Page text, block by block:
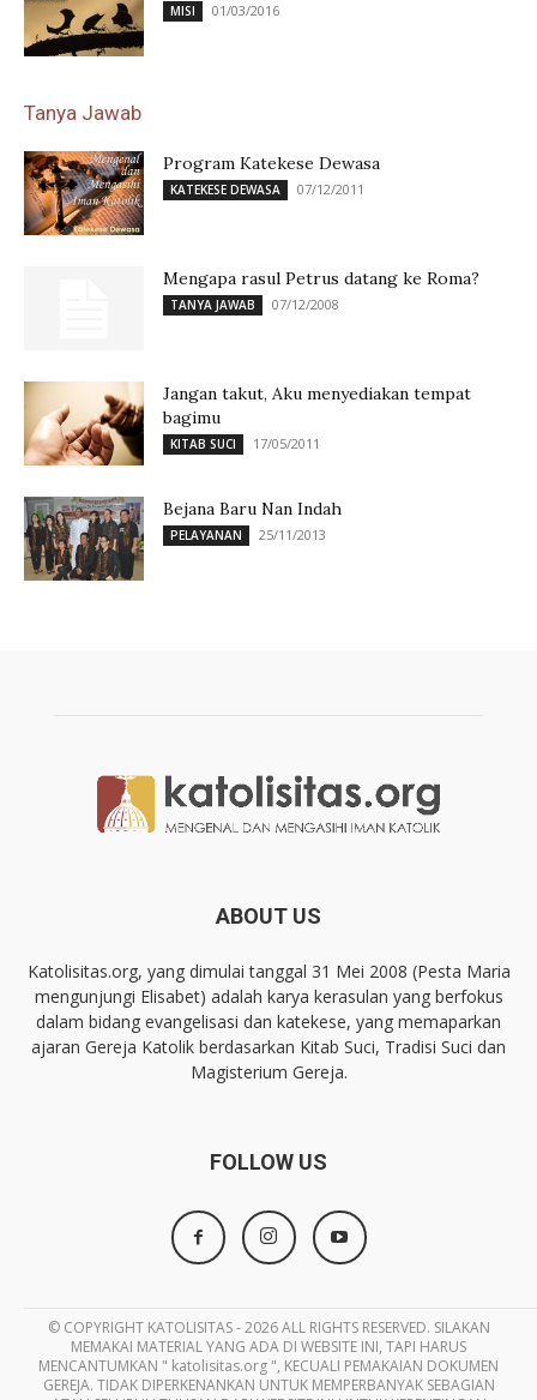
MISI 01/03/2016
Tanya Jawab
Program Katekese Dewasa
KATEKESE DEWASA 07/12/2011
Mengapa rasul Petrus datang ke Roma?
TANYA JAWAB 07/12/2008
Jangan takut, Aku menyediakan tempat
bagimu
KITAB SUCI 17/05/2011
Bejana Baru Nan Indah
PELAYANAN 25/11/2013
ABOUT US
Katolisitas.org, yang dimulai tanggal 31 Mei 2008 (Pesta Maria
mengunjungi Elisabet) adalah karya kerasulan yang berfokus
dalam bidang evangelisasi dan katekese, yang memaparkan
ajaran Gereja Katolik berdasarkan Kitab Suci, Tradisi Suci dan
Magisterium Gereja.
FOLLOW US
© COPYRIGHT KATOLISITAS - 2026 ALL RIGHTS RESERVED. SILAKAN
MEMAKAI MATERIAL YANG ADA DI WEBSITE INI, TAPI HARUS
MENCANTUMKAN " katolisitas.org ", KECUALI PEMAKAIAN DOKUMEN
GEREJA. TIDAK DIPERKENANKAN UNTUK MEMPERBANYAK SEBAGIAN